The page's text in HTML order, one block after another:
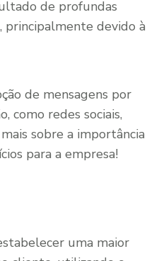
de profundas
principalmente devido à
de mensagens por
como redes sociais,
sobre a importância
para a empresa!
uma maior